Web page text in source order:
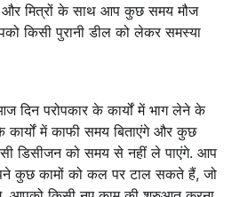
और मित्रों के साथ आप कुछ समय मौज
किसी पुरानी डील को लेकर समस्या
दिन परोपकार के कार्यों में भाग लेने के
में काफी समय बिताएंगे और कुछ
डिसीजन को समय से नहीं ले पाएंगे. आप
कुछ कामों को कल पर टाल सकते हैं, जो